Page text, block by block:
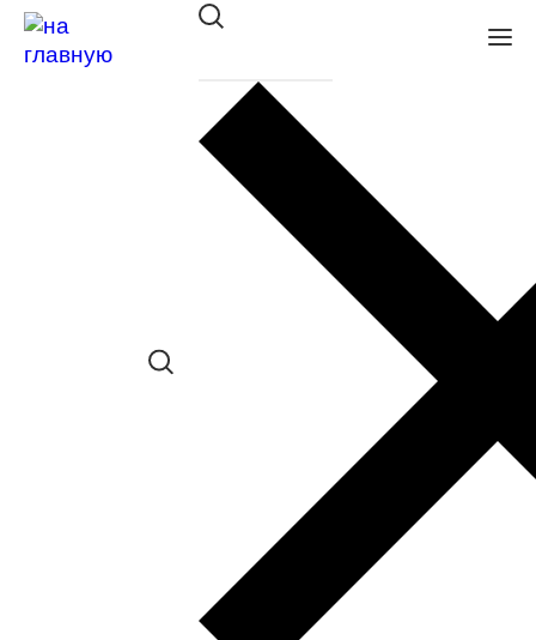
Оправа Glory мет. 685 nero
в наличии (Больше 5 шт.) *наличие
товара в конкретном салоне
необходимо уточнять отдельно
Закажите понравившуюся модель
в ближайший салон “Оптик-Экспресс”.
*Доступно для Республики
Сравнить товар